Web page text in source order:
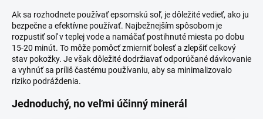
Ak sa rozhodnete používať epsomskú soľ, je dôležité vedieť, ako ju
bezpečne a efektívne používať. Najbežnejším spôsobom je
rozpustiť soľ v teplej vode a namáčať postihnuté miesta po dobu
15-20 minút. To môže pomôcť zmierniť bolesť a zlepšiť celkový
stav pokožky. Je však dôležité dodržiavať odporúčané dávkovanie
a vyhnúť sa príliš častému používaniu, aby sa minimalizovalo
riziko podráždenia.
Jednoduchý, no veľmi účinný minerál